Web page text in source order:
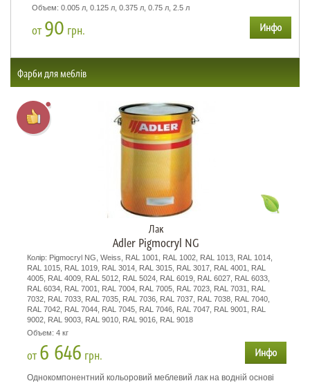
Объем: 0.005 л, 0.125 л, 0.375 л, 0.75 л, 2.5 л
от 90 грн.
Фарби для меблів
Лак
Adler Pigmocryl NG
Колір: Pigmocryl NG, Weiss, RAL 1001, RAL 1002, RAL 1013, RAL 1014,
RAL 1015, RAL 1019, RAL 3014, RAL 3015, RAL 3017, RAL 4001, RAL
4005, RAL 4009, RAL 5012, RAL 5024, RAL 6019, RAL 6027, RAL 6033,
RAL 6034, RAL 7001, RAL 7004, RAL 7005, RAL 7023, RAL 7031, RAL
7032, RAL 7033, RAL 7035, RAL 7036, RAL 7037, RAL 7038, RAL 7040,
RAL 7042, RAL 7044, RAL 7045, RAL 7046, RAL 7047, RAL 9001, RAL
9002, RAL 9003, RAL 9010, RAL 9016, RAL 9018
Объем: 4 кг
от 6 646 грн.
Однокомпонентний кольоровий меблевий лак на водній основі